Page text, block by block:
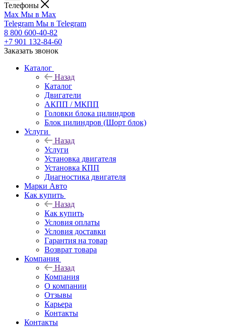
Телефоны
Max Мы в Max
Telegram Мы в Telegram
8 800 600-40-82
+7 901 132-84-60
Заказать звонок
Каталог
Назад
Каталог
Двигатели
АКПП / МКПП
Головки блока цилиндров
Блок цилиндров (Шорт блок)
Услуги
Назад
Услуги
Установка двигателя
Установка КПП
Диагностика двигателя
Марки Авто
Как купить
Назад
Как купить
Условия оплаты
Условия доставки
Гарантия на товар
Возврат товара
Компания
Назад
Компания
О компании
Отзывы
Карьера
Контакты
Контакты